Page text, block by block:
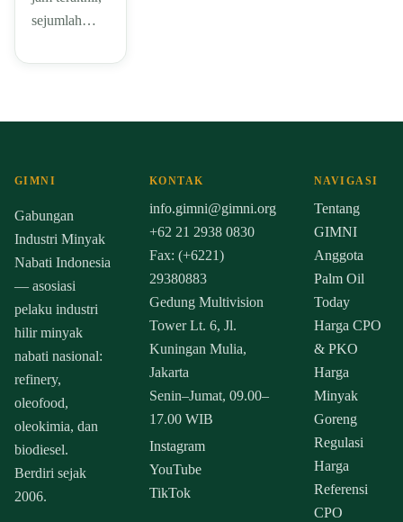
sejumlah…
GIMNI
Gabungan
Industri Minyak
Nabati Indonesia
— asosiasi
pelaku industri
hilir minyak
nabati nasional:
refinery,
oleofood,
oleokimia, dan
biodiesel.
Berdiri sejak
2006.
KONTAK
info.gimni@gimni.org
+62 21 2938 0830
Fax: (+6221)
29380883
Gedung Multivision
Tower Lt. 6, Jl.
Kuningan Mulia,
Jakarta
Senin–Jumat, 09.00–
17.00 WIB
Instagram
YouTube
TikTok
NAVIGASI
Tentang
GIMNI
Anggota
Palm Oil
Today
Harga CPO
& PKO
Harga
Minyak
Goreng
Regulasi
Harga
Referensi
CPO